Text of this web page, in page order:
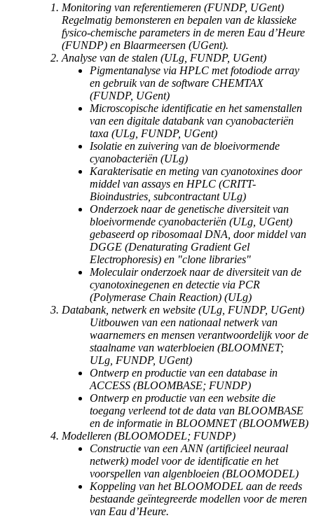
Monitoring van referentiemeren (FUNDP, UGent)
Regelmatig bemonsteren en bepalen van de klassieke
fysico-chemische parameters in de meren Eau d’Heure
(FUNDP) en Blaarmeersen (UGent).
Analyse van de stalen (ULg, FUNDP, UGent)
Pigmentanalyse via HPLC met fotodiode array
en gebruik van de software CHEMTAX
(FUNDP, UGent)
Microscopische identificatie en het samenstallen
van een digitale databank van cyanobacteriën
taxa (ULg, FUNDP, UGent)
Isolatie en zuivering van de bloeivormende
cyanobacteriën (ULg)
Karakterisatie en meting van cyanotoxines door
middel van assays en HPLC (CRITT-
Bioindustries, subcontractant ULg)
Onderzoek naar de genetische diversiteit van
bloeivormende cyanobacteriën (ULg, UGent)
gebaseerd op ribosomaal DNA, door middel van
DGGE (Denaturating Gradient Gel
Electrophoresis) en "clone libraries"
Moleculair onderzoek naar de diversiteit van de
cyanotoxinegenen en detectie via PCR
(Polymerase Chain Reaction) (ULg)
Databank, netwerk en website (ULg, FUNDP, UGent)
Uitbouwen van een nationaal netwerk van
waarnemers en mensen verantwoordelijk voor de
staalname van waterbloeien (BLOOMNET;
ULg, FUNDP, UGent)
Ontwerp en productie van een database in
ACCESS (BLOOMBASE; FUNDP)
Ontwerp en productie van een website die
toegang verleend tot de data van BLOOMBASE
en de informatie in BLOOMNET (BLOOMWEB)
Modelleren (BLOOMODEL; FUNDP)
Constructie van een ANN (artificieel neuraal
netwerk) model voor de identificatie en het
voorspellen van algenbloeien (BLOOMODEL)
Koppeling van het BLOOMODEL aan de reeds
bestaande geïntegreerde modellen voor de meren
van Eau d’Heure.